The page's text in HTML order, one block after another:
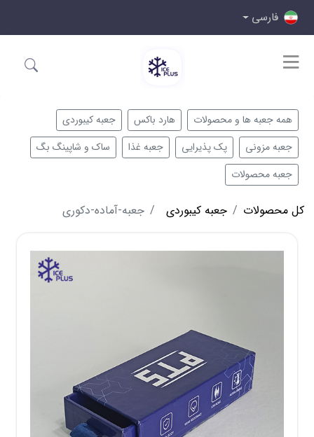
فارسی
همه جعبه ها و محصولات هارد باکس
جعبه کیبوردی
جعبه مزونی
پک پذیرایی جعبه غذا
ساک و شاپینگ بگ
جعبه محصولات
کل محصولات جعبه کیبوردی جعبه-آماده-دکوری